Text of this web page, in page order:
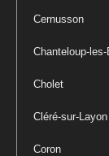
Cernusson
Chanteloup-les-
Cholet
Cléré-sur-Layon
Coron